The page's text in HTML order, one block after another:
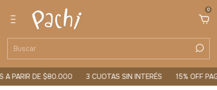
0
A PARIR DE $80.000 3 CUOTAS SIN INTERÉS 15% OFF